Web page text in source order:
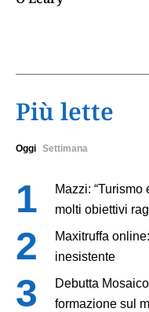
Più lette
Oggi Settimana
Mazzi: “Turismo
molti obiettivi
Maxitruffa
inesistente
Debutta
formazione sul